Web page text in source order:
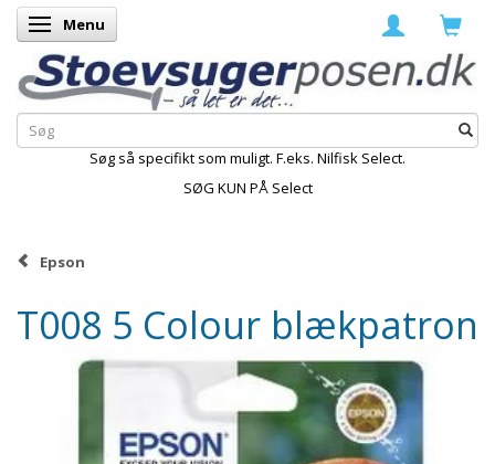
Skifte navigation
Menu
Søg så specifikt som muligt. F.eks. Nilfisk Select.
SØG KUN PÅ Select
Epson
T008 5 Colour blækpatron